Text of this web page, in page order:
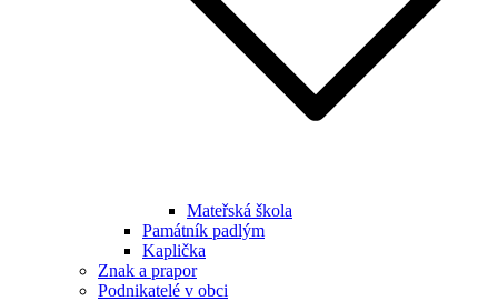
Mateřská škola
Památník padlým
Kaplička
Znak a prapor
Podnikatelé v obci